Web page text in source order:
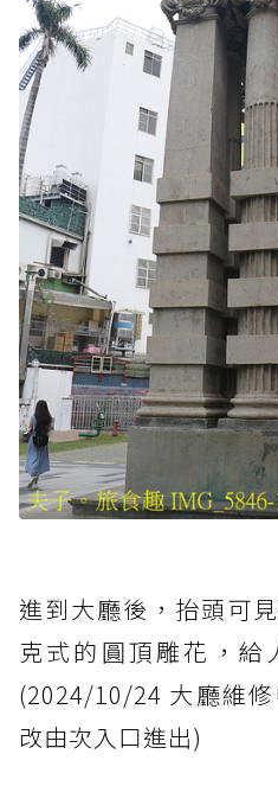
進到大廳後，抬頭可
克式的圓頂雕花，給
(2024/10/24 大廳維
改由次入口進出)